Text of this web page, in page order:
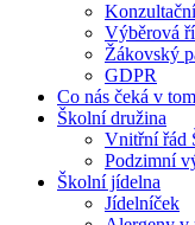
Výběrová
Žákovský
GDPR
Co nás čeká v
Školní družina
Vnitřní řád
Podzimní
Školní jídelna
Jídelníček